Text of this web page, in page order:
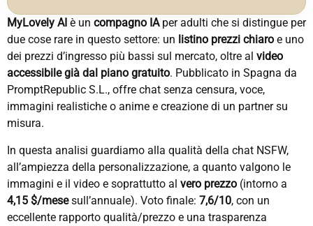
MyLovely AI è un compagno IAper adulti che si distingue per
due cose rare in questo settore: un listino prezzi chiaro e uno
dei prezzi d’ingresso più bassi sul mercato, oltre al video
accessibile già dal piano gratuito. Pubblicato in Spagna da
PromptRepublic S.L., offre chat senza censura, voce,
immagini realistiche o anime e creazione di un partner su
misura.
In questa analisi guardiamo alla qualità della chat NSFW,
all’ampiezza della personalizzazione, a quanto valgono le
immagini e il video e soprattutto al vero prezzo (intorno a
4,15 $/mesesull’annuale). Voto finale: 7,6/10, con un
eccellente rapporto qualità/prezzo e una trasparenza